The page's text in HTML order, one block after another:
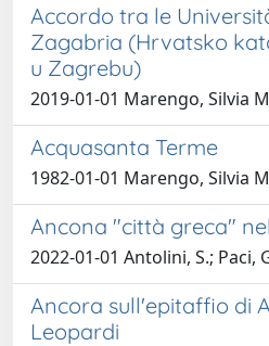
Accordo tra le
Zagabria (Hrvatsko
u Zagrebu)
2019-01-01 Marengo, Silvia
Acquasanta Terme
1982-01-01 Marengo, Silvia
Ancona "città greca" nel
2022-01-01 Antolini, S.; Paci,
Ancora sull'epitaffio di
Leopardi